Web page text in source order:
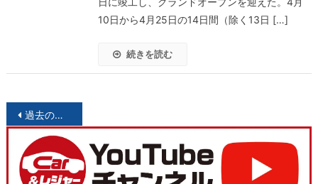
10日から4月25日の14日間（除く13日 […]
続きを読む
投
稿
ナ
過去の投稿